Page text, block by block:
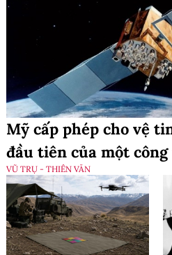
Mỹ cấp phép cho vệ
đầu tiên của một
VŨ TRỤ - THIÊN VĂN